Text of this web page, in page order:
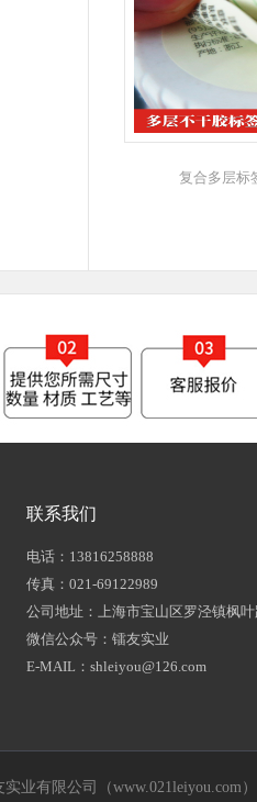
复合多层标
联系我们
电话：13816258888
传真：021-69122989
公司地址：上海市宝山区罗泾镇枫
微信公众号：镭友实业
E-MAIL：shleiyou@126.com
实业有限公司（